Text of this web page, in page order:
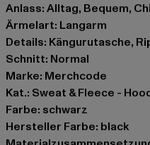
Anlass: Alltag, Bequem,
Ärmelart: Langarm
Details: Kängurutasche,
Schnitt: Normal
Marke: Merchcode
Kat.: Sweat & Fleece -
Farbe: schwarz
Hersteller Farbe: black